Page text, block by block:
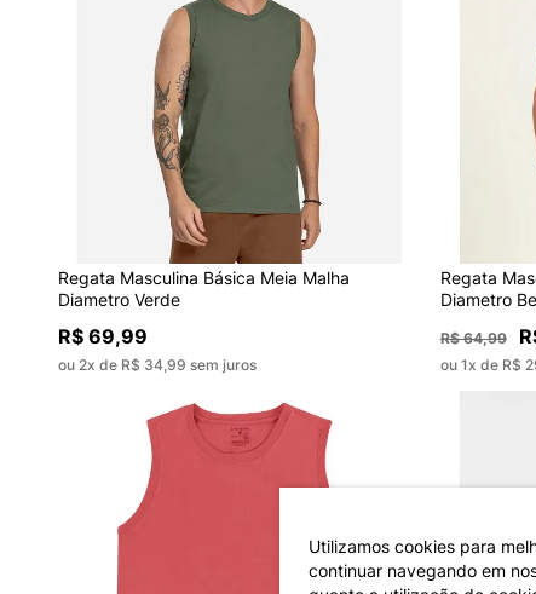
Utilizamos cookies para
continuar navegando em
Regata Masculina Básica Meia Malha
Diametro Verde
R$ 69,99
ou 2x de R$ 34,99 sem juros
Regata
Diametro
R$ 64,99
ou 1x de R$